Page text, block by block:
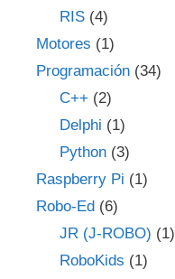
RIS(4)
Motores (1)
Programación (34)
C++ (2)
Delphi (1)
Python(3)
Raspberry Pi (1)
Robo-Ed (6)
JR (J-ROBO) (1)
RoboKids (1)